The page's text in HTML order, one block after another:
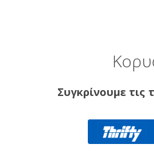
Συγκρίνουμε τις